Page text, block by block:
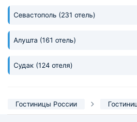
Севастополь (231 отель)
Алушта (161 отель)
Судак (124 отеля)
Гостиницы России